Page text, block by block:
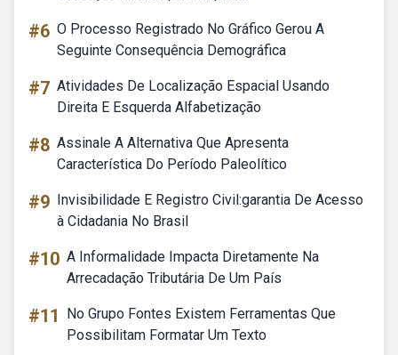
#6 O Processo Registrado No Gráfico Gerou A
Seguinte Consequência Demográfica
#7 Atividades De Localização Espacial Usando
Direita E Esquerda Alfabetização
#8 Assinale A Alternativa Que Apresenta
Característica Do Período Paleolítico
#9 Invisibilidade E Registro Civil:garantia De Acesso
à Cidadania No Brasil
#10 A Informalidade Impacta Diretamente Na
Arrecadação Tributária De Um País
#11
No Grupo Fontes Existem Ferramentas Que
Possibilitam Formatar Um Texto